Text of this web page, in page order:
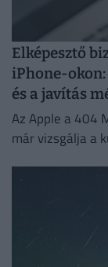
Elképesztő
iPhone-okon:
és a javítás
Az Apple a 404
már vizsgálja a